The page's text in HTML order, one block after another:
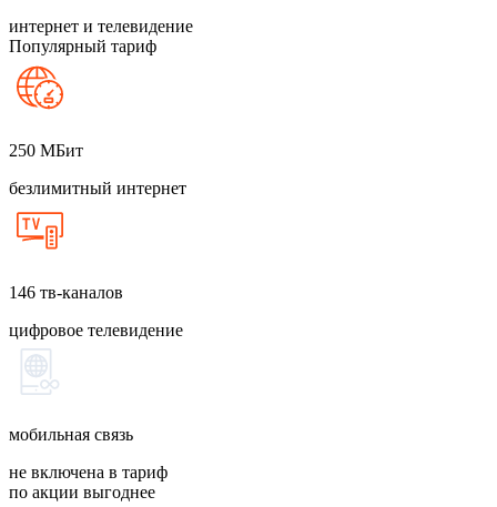
интернет и телевидение
Популярный тариф
250 МБит
безлимитный интернет
146 тв-каналов
цифровое телевидение
мобильная связь
не включена в тариф
по акции выгоднее